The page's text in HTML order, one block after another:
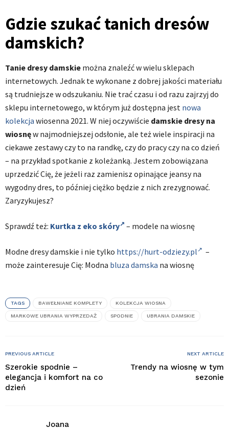
Gdzie szukać tanich dresów
damskich?
Tanie dresy damskie można znaleźć w wielu sklepach
internetowych. Jednak te wykonane z dobrej jakości materiału
są trudniejsze w odszukaniu. Nie trać czasu i od razu zajrzyj do
sklepu internetowego, w którym już dostępna jest nowa
kolekcja wiosenna 2021. W niej oczywiście damskie dresy na
wiosnęw najmodniejszej odsłonie, ale też wiele inspiracji na
ciekawe zestawy czy to na randkę, czy do pracy czy na co dzień
– na przykład spotkanie z koleżanką. Jestem zobowiązana
uprzedzić Cię, że jeżeli raz zamienisz opinające jeansy na
wygodny dres, to później ciężko będzie z nich zrezygnować.
Zaryzykujesz?
Sprawdź też: Kurtka z eko skóry – modele na wiosnę
Modne dresy damskie i nie tylko https://hurt-odziezy.pl
–
może zainteresuje Cię: Modna bluza damska na wiosnę
TAGS BAWEŁNIANE KOMPLETY KOLEKCJA WIOSNA
MARKOWE UBRANIA WYPRZEDAŻ SPODNIE UBRANIA DAMSKIE
PREVIOUS ARTICLE
Szerokie spodnie –
elegancja i komfort na co
dzień
NEXT ARTICLE
Trendy na wiosnę w tym
sezonie
Joana